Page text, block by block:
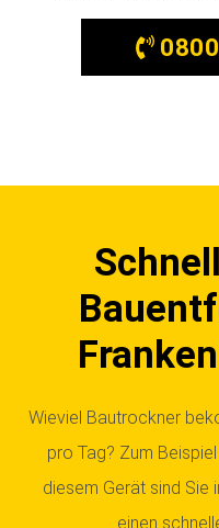
Wieviel Bautrockner
pro Tag? Zum
diesem Gerät sind Sie
einen